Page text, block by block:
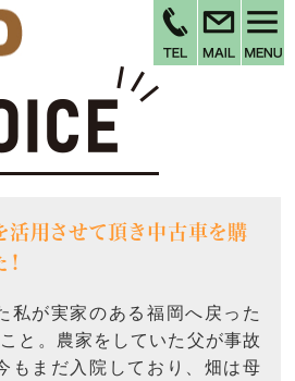
活用させて頂き中古車を購
私が実家のある福岡へ戻った
と。農家をしていた父が事故
もまだ入院しており、畑は母